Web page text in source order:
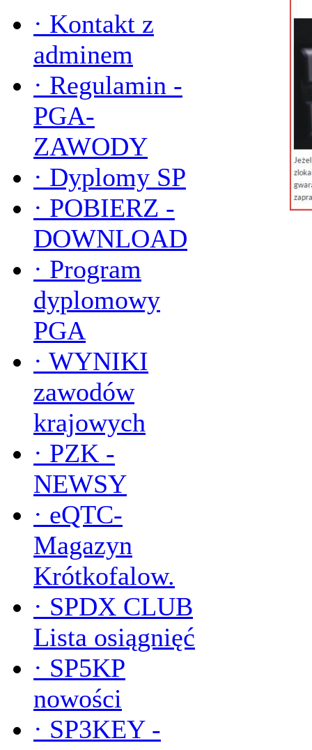
· Kontakt z
adminem
· Regulamin -
PGA-
ZAWODY
· Dyplomy SP
· POBIERZ -
DOWNLOAD
· Program
dyplomowy
PGA
· WYNIKI
zawodów
krajowych
· PZK -
NEWSY
· eQTC-
Magazyn
Krótkofalow.
· SPDX CLUB
Lista osiągnięć
· SP5KP
nowości
· SP3KEY -